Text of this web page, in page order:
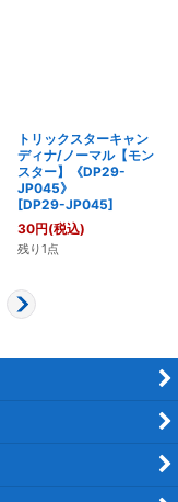
トリックスターキャン
ディナ/ノーマル【モン
スター】《DP29-
JP045》
[DP29-JP045]
30円(税込)
残り1点